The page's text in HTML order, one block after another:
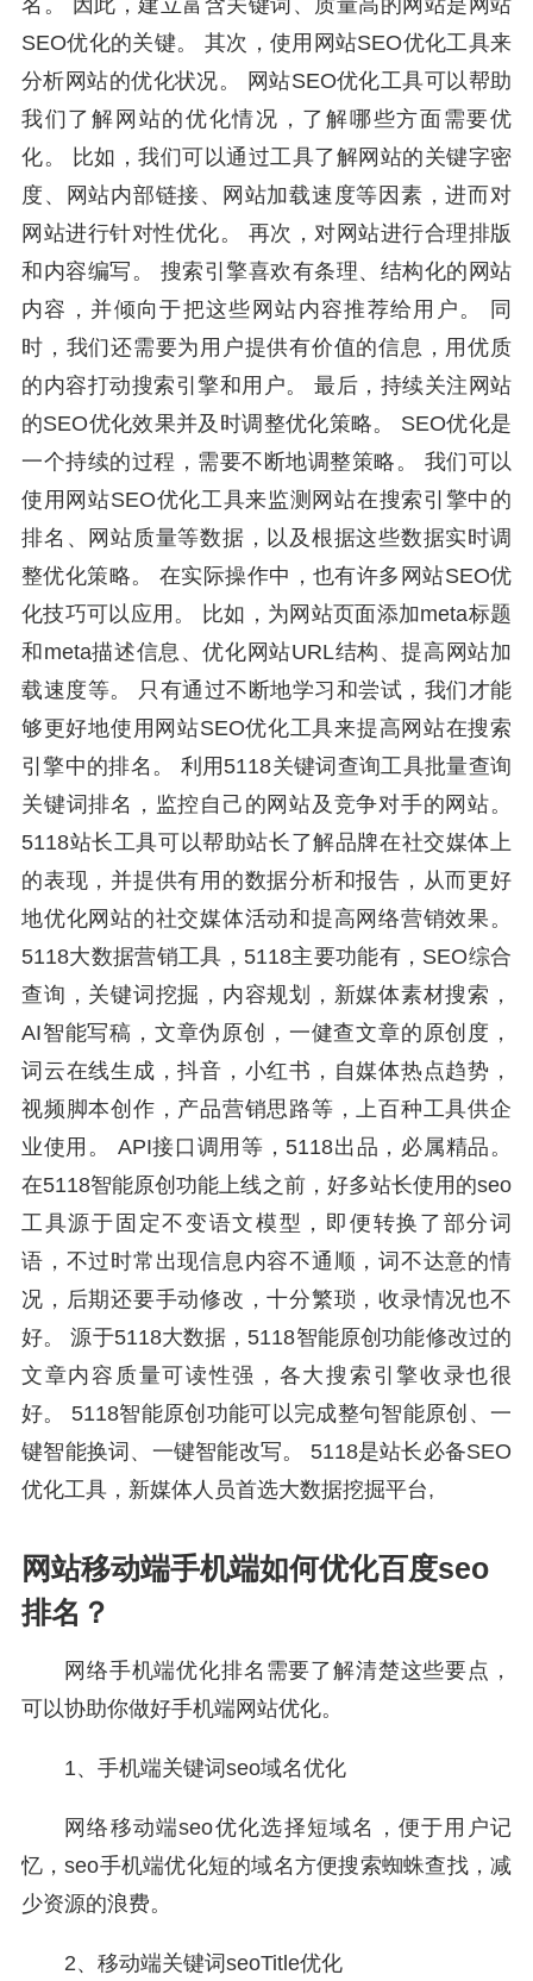
名。 因此，建立富含关键词、质量高的网站是网站
SEO优化的关键。 其次，使用网站SEO优化工具来
分析网站的优化状况。 网站SEO优化工具可以帮助
我们了解网站的优化情况，了解哪些方面需要优
化。 比如，我们可以通过工具了解网站的关键字密
度、网站内部链接、网站加载速度等因素，进而对
网站进行针对性优化。 再次，对网站进行合理排版
和内容编写。 搜索引擎喜欢有条理、结构化的网站
内容，并倾向于把这些网站内容推荐给用户。 同
时，我们还需要为用户提供有价值的信息，用优质
的内容打动搜索引擎和用户。 最后，持续关注网站
的SEO优化效果并及时调整优化策略。 SEO优化是
一个持续的过程，需要不断地调整策略。 我们可以
使用网站SEO优化工具来监测网站在搜索引擎中的
排名、网站质量等数据，以及根据这些数据实时调
整优化策略。 在实际操作中，也有许多网站SEO优
化技巧可以应用。 比如，为网站页面添加meta标题
和meta描述信息、优化网站URL结构、提高网站加
载速度等。 只有通过不断地学习和尝试，我们才能
够更好地使用网站SEO优化工具来提高网站在搜索
引擎中的排名。 利用5118关键词查询工具批量查询
关键词排名，监控自己的网站及竞争对手的网站。
5118站长工具可以帮助站长了解品牌在社交媒体上
的表现，并提供有用的数据分析和报告，从而更好
地优化网站的社交媒体活动和提高网络营销效果。
5118大数据营销工具，5118主要功能有，SEO综合
查询，关键词挖掘，内容规划，新媒体素材搜索，
AI智能写稿，文章伪原创，一健查文章的原创度，
词云在线生成，抖音，小红书，自媒体热点趋势，
视频脚本创作，产品营销思路等，上百种工具供企
业使用。 API接口调用等，5118出品，必属精品。
在5118智能原创功能上线之前，好多站长使用的seo
工具源于固定不变语文模型，即便转换了部分词
语，不过时常出现信息内容不通顺，词不达意的情
况，后期还要手动修改，十分繁琐，收录情况也不
好。 源于5118大数据，5118智能原创功能修改过的
文章内容质量可读性强，各大搜索引擎收录也很
好。 5118智能原创功能可以完成整句智能原创、一
键智能换词、一键智能改写。 5118是站长必备SEO
优化工具，新媒体人员首选大数据挖掘平台,
网站移动端手机端如何优化百度seo
排名？
网络手机端优化排名需要了解清楚这些要点，
可以协助你做好手机端网站优化。
1、手机端关键词seo域名优化
网络移动端seo优化选择短域名，便于用户记
忆，seo手机端优化短的域名方便搜索蜘蛛查找，减
少资源的浪费。
2、移动端关键词seoTitle优化